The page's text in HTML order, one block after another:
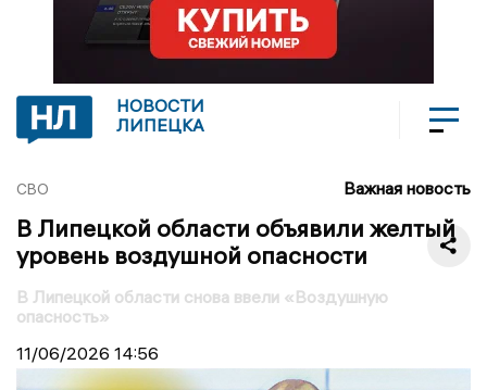
НОВОСТИ
ЛИПЕЦКА
СВО Важная новость
В Липецкой области объявили желтый
уровень воздушной опасности
В Липецкой области снова ввели «Воздушную
опасность»
11/06/2026 14:56